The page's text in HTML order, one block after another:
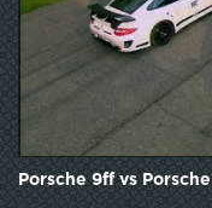
Porsche 9ff vs